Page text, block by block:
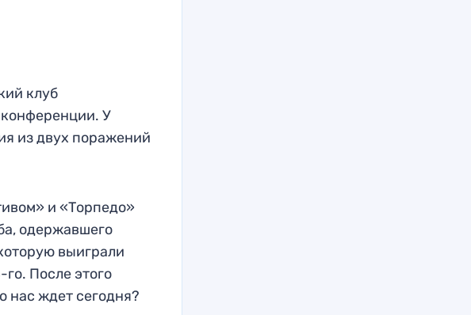
клуб
У
из двух поражений
и «Торпедо»
одержавшего
выиграли
После этого
нас ждет сегодня?